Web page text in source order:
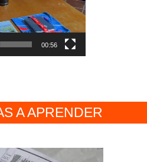
00:56
A APRENDER